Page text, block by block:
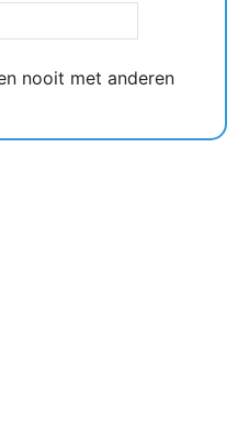
nooit met anderen